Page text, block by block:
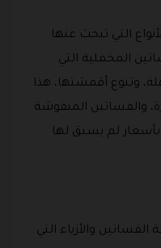
التي تبحث عنها
المخملية التي
وتنوع أقمشتها، هذا
والفساتين المنفوشة
بأسعار لم يسبق لها
والأزياء التي